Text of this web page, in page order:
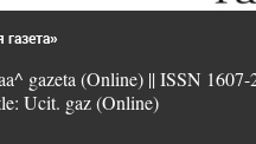
gazeta (Online) || ISSN 1607-
Ucit. gaz (Online)